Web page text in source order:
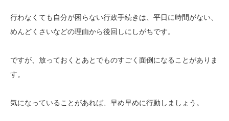
行わなくても自分が困らない行政手続きは、平日に時間がない、
めんどくさいなどの理由から後回しにしがちです。
ですが、放っておくとあとでものすごく面倒になることがありま
す。
気になっていることがあれば、早め早めに行動しましょう。